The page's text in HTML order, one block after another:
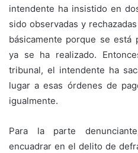
intendente ha insistido en
sido observadas y
básicamente porque se está
ya se ha realizado.
tribunal, el intendente ha
lugar a esas órdenes de
igualmente.
Para la parte
encuadrar en el delito de